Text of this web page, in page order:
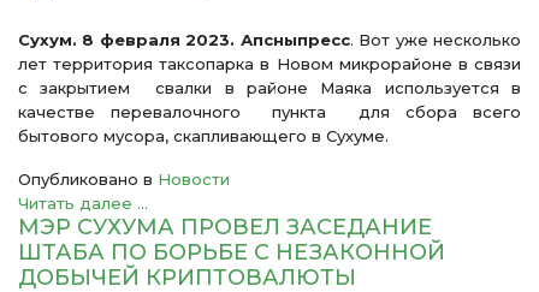
Сухум. 8 февраля 2023. Апсныпресс. Вот уже несколько
лет территория таксопарка в Новом микрорайоне в связи
с закрытием свалки в районе Маяка используется в
качестве перевалочного пункта для сбора всего
бытового мусора, скапливающего в Сухуме.
Опубликовано в Новости
Читать далее ...
МЭР СУХУМА ПРОВЕЛ ЗАСЕДАНИЕ
ШТАБА ПО БОРЬБЕ С НЕЗАКОННОЙ
ДОБЫЧЕЙ КРИПТОВАЛЮТЫ